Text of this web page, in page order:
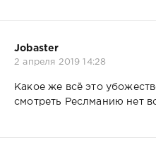
Jobaster
2 апреля 2019 14:28
Какое же всё это
смотреть Реслманию нет